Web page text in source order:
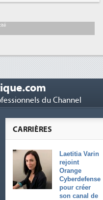
du Channel
CARRIÈRES
Laetitia Varin
rejoint
Orange
Cyberdefense
pour créer
son canal de